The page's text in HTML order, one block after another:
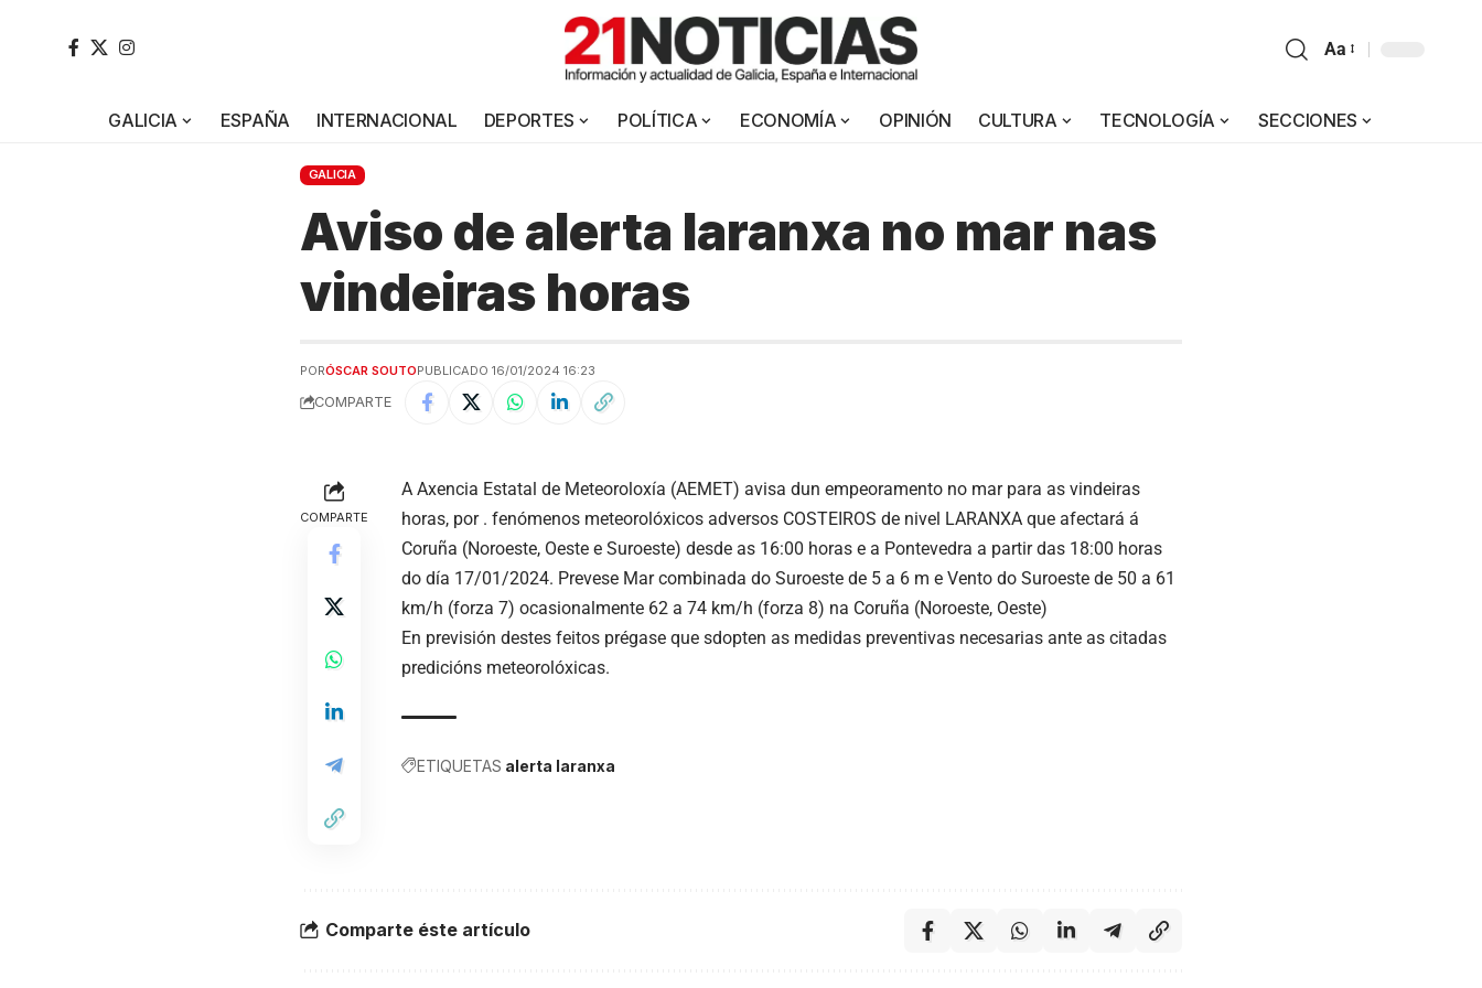
Aa
GALICIA ESPAÑA INTERNACIONAL DEPORTES POLÍTICA ECONOMÍA OPINIÓN CULTURA TECNOLOGÍA SECCIONES
GALICIA
Aviso de alerta laranxa no mar nas
vindeiras horas
PORÓSCAR SOUTOPUBLICADO 16/01/2024 16:23
COMPARTE
COMPARTE
A Axencia Estatal de Meteoroloxía (AEMET) avisa dun empeoramento no mar para as vindeiras
horas, por . fenómenos meteorolóxicos adversos COSTEIROS de nivel LARANXA que afectará á
Coruña (Noroeste, Oeste e Suroeste) desde as 16:00 horas e a Pontevedra a partir das 18:00 horas
do día 17/01/2024. Prevese Mar combinada do Suroeste de 5 a 6 m e Vento do Suroeste de 50 a 61
km/h (forza 7) ocasionalmente 62 a 74 km/h (forza 8) na Coruña (Noroeste, Oeste)
En previsión destes feitos prégase que sdopten as medidas preventivas necesarias ante as citadas
predicións meteorolóxicas.
ETIQUETAS alerta laranxa
Comparte éste artículo